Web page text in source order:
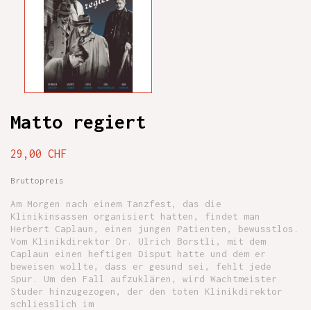
Matto regiert
29,00 CHF
Bruttopreis
Am Morgen nach einem Tanzfest, das die
Klinikinsassen organisiert hatten, findet man
Herbert Caplaun, einen jungen Patienten, bewusstlos.
Vom Klinikdirektor Dr. Ulrich Borstli, mit dem
Caplaun einen heftigen Disput hatte und dem er
beweisen wollte, dass er gesund sei, fehlt jede
Spur. Um den Fall aufzuklären, wird Wachtmeister
Studer hinzugezogen, der den toten Klinikdirektor
schliesslich im